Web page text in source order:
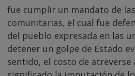
fue cumplir un mandato de
comunitarias, el cual fue
del pueblo expresada en las
detener un golpe de Estado
sentido, el costo de atreverse